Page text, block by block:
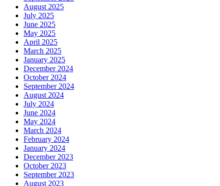
August 2025
July 2025
June 2025
May 2025
April 2025
March 2025
January 2025
December 2024
October 2024
September 2024
August 2024
July 2024
June 2024
May 2024
March 2024
February 2024
January 2024
December 2023
October 2023
September 2023
August 2023